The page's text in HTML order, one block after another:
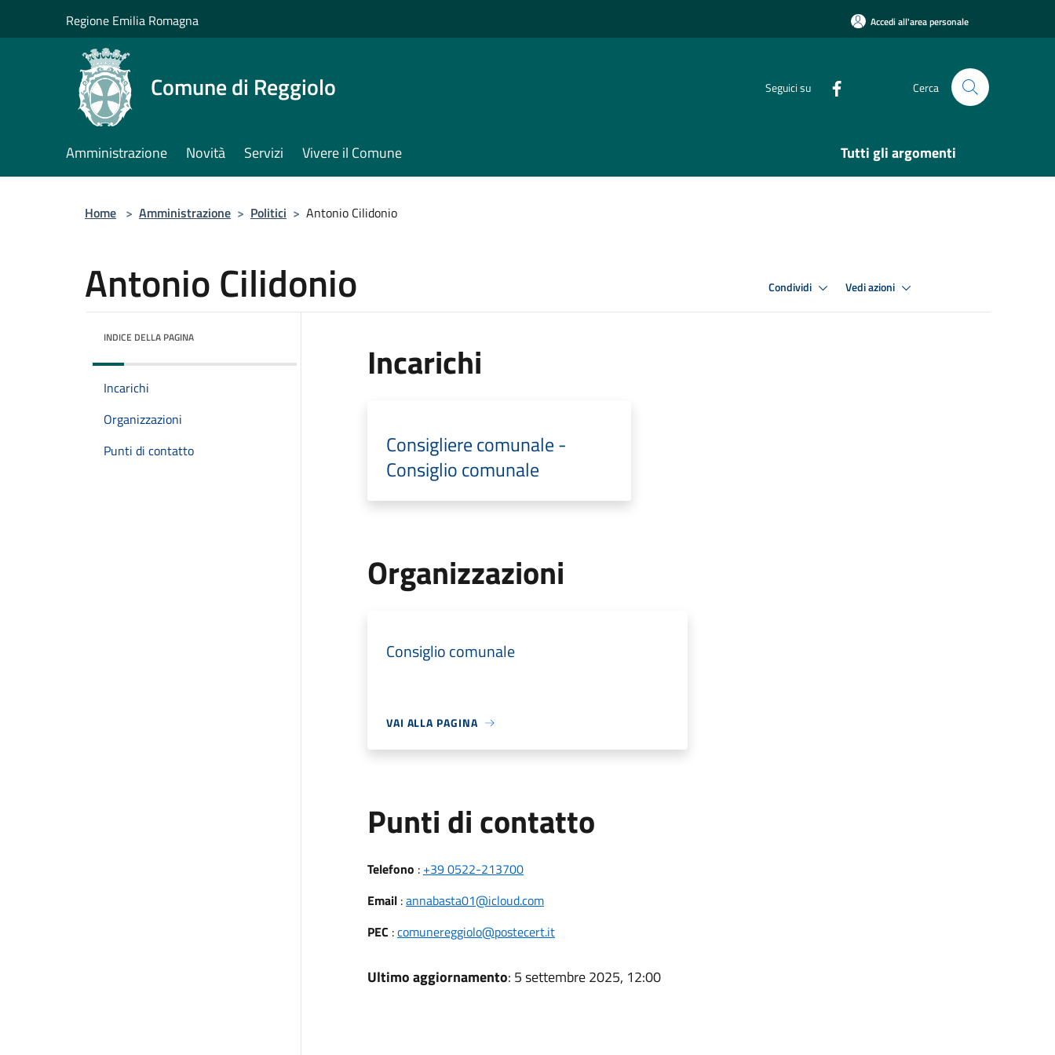
Regione Emilia Romagna Accedi all'area personale
Comune di Reggiolo Seguici su Cerca
Amministrazione Novità Servizi Vivere il Comune Tutti gli argomenti
Home > Amministrazione > Politici > Antonio Cilidonio
Antonio Cilidonio Condividi Vedi azioni
INDICE DELLA PAGINA
Incarichi
Organizzazioni
Punti di contatto
Incarichi
Consigliere comunale -
Consiglio comunale
Organizzazioni
Consiglio comunale
VAI ALLA PAGINA
Punti di contatto
Telefono : +39 0522-213700
Email:annabasta01@icloud.com
PEC :comunereggiolo@postecert.it
Ultimo aggiornamento: 5 settembre 2025, 12:00